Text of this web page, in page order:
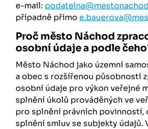
e-mail:
případně přímo
Proč město Náchod
osobní údaje a podle
Město Náchod jako územní
a obec s rozšířenou působností
osobní údaje pro výkon veřejné
splnění úkolů prováděných ve
pro splnění právních povinností,
splnění smluv se subjekty údajů.